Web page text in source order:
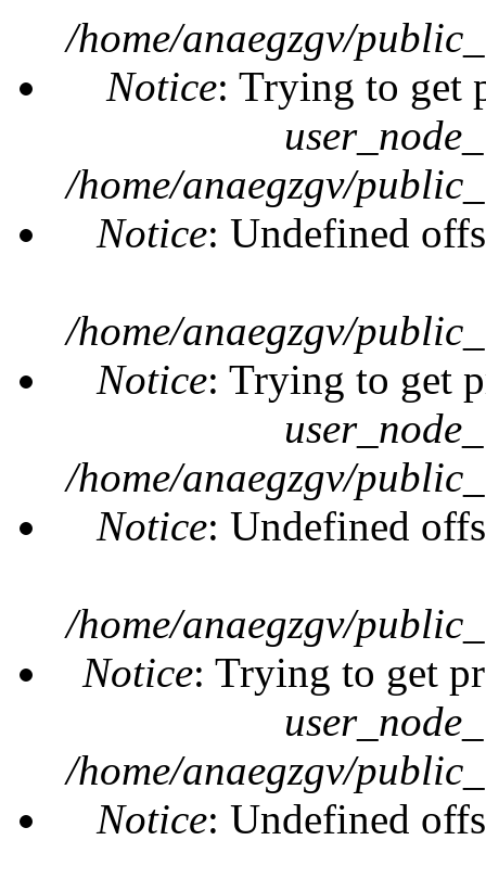
/home/anaegzgv/
Notice: Trying to get
/home/anaegzgv/
Notice: Undefined
/home/anaegzgv/
Notice: Trying to get
/home/anaegzgv/
Notice: Undefined
/home/anaegzgv/
Notice: Trying to get
/home/anaegzgv/
Notice: Undefined